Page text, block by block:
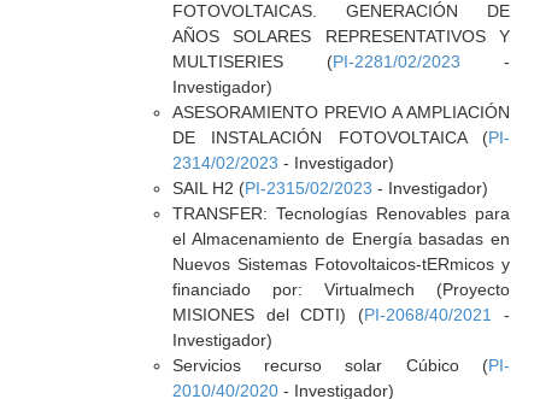
FOTOVOLTAICAS. GENERACIÓN DE
AÑOS SOLARES REPRESENTATIVOS Y
MULTISERIES (PI-2281/02/2023 -
Investigador)
ASESORAMIENTO PREVIO A AMPLIACIÓN
DE INSTALACIÓN FOTOVOLTAICA (PI-
2314/02/2023 - Investigador)
SAIL H2 (PI-2315/02/2023 - Investigador)
TRANSFER: Tecnologías Renovables para
el Almacenamiento de Energía basadas en
Nuevos Sistemas Fotovoltaicos-tERmicos y
financiado por: Virtualmech (Proyecto
MISIONES del CDTI) (PI-2068/40/2021
-
Investigador)
Servicios recurso solar Cúbico (PI-
2010/40/2020- Investigador)